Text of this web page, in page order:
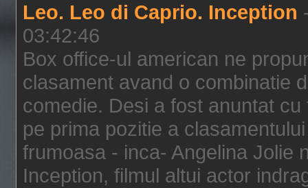
Leo. Leo di Caprio. Inception
03:42:46
Box office-ul american ne
clasament avand o combinatie
comedie. Desi a fost anuntat
pe prima pozitie a
frumoasa - inca- Angelina Jolie
Inception, filmul altui actor